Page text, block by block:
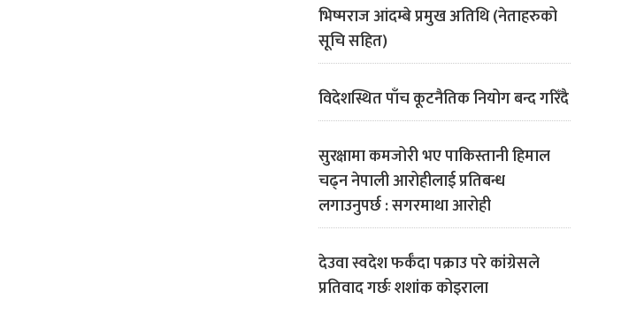
भिष्मराज आंदम्बे प्रमुख अतिथि (नेताहरुको
सूचि सहित)
विदेशस्थित पाँच कूटनैतिक नियोग बन्द गरिँदै
सुरक्षामा कमजोरी भए पाकिस्तानी हिमाल
चढ्न नेपाली आरोहीलाई प्रतिबन्ध
लगाउनुपर्छ : सगरमाथा आरोही
देउवा स्वदेश फर्कँदा पक्राउ परे कांग्रेसले
प्रतिवाद गर्छः शशांक कोइराला